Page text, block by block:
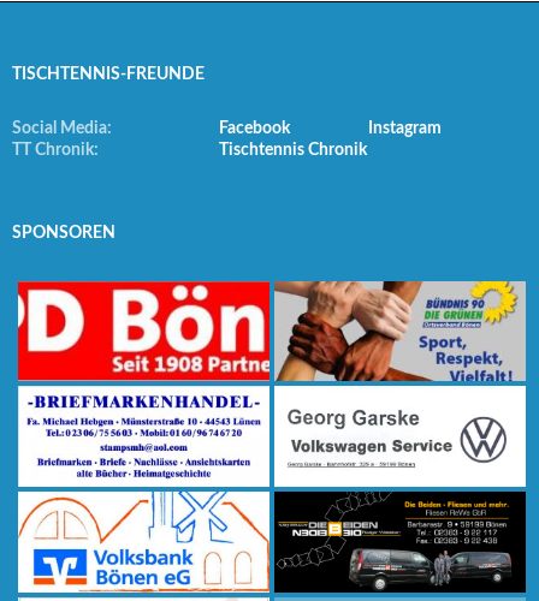
TISCHTENNIS-FREUNDE
Social Media: Facebook
Instagram
TT Chronik:
Tischtennis Chronik
SPONSOREN